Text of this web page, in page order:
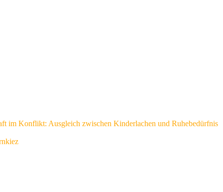
im Konflikt: Ausgleich zwischen Kinderlachen und Ruhebedürfnis